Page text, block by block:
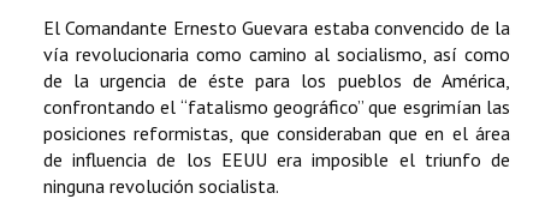
El Comandante Ernesto Guevara estaba convencido de la
vía revolucionaria como camino al socialismo, así como
de la urgencia de éste para los pueblos de América,
confrontando el “fatalismo geográfico” que esgrimían las
posiciones reformistas, que consideraban que en el área
de influencia de los EEUU era imposible el triunfo de
ninguna revolución socialista.